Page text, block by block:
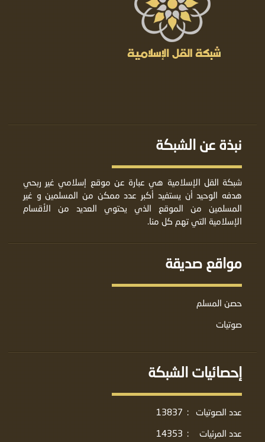
نبذة عن الشبكة
شبكة القل الإسلامية هي عبارة عن موقع إسلامي غير ربحي
هدفه الوحيد أن يستفيد أكبر عدد ممكن من المسلمين و غير
المسلمين من الموقع الذي يحتوي العديد من الأقسام
الإسلامية التي تهم كل منا.
مواقع صديقة
حصن المسلم
صوتيات
إحصائيات الشبكة
عدد الصوتيات :
13837
عدد المرئيات
:
14353